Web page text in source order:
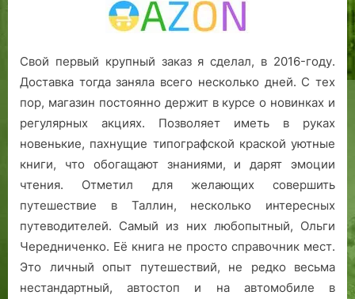
Свой первый крупный заказ я сделал, в 2016-году.
Доставка тогда заняла всего несколько дней. С тех
пор, магазин постоянно держит в курсе о новинках и
регулярных акциях. Позволяет иметь в руках
новенькие, пахнущие типографской краской уютные
книги, что обогащают знаниями, и дарят эмоции
чтения. Отметил для желающих совершить
путешествие в Таллин, несколько интересных
путеводителей. Самый из них любопытный, Ольги
Чередниченко. Её книга не просто справочник мест.
Это личный опыт путешествий, не редко весьма
нестандартный, автостоп и на автомобиле в